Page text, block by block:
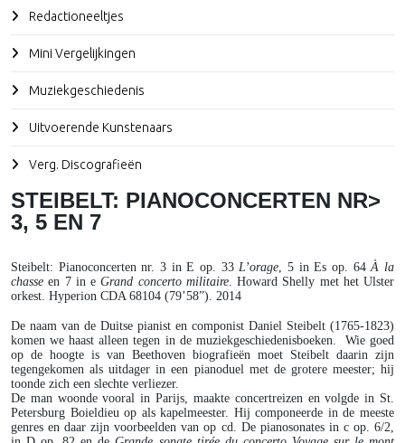
Redactioneeltjes
Mini Vergelijkingen
Muziekgeschiedenis
Uitvoerende Kunstenaars
Verg. Discografieën
STEIBELT: PIANOCONCERTEN NR>
3, 5 EN 7
Steibelt: Pianoconcerten nr. 3 in E op. 33L’orage, 5 in Es op. 64À la
chasse en 7 in eGrand concerto militaire. Howard Shelly met het Ulster
orkest. Hyperion CDA 68104 (79’58”). 2014
De naam van de Duitse pianist en componist Daniel Steibelt (1765-1823)
komen we haast alleen tegen in de muziekgeschiedenisboeken. Wie goed
op de hoogte is van Beethoven biografieën moet Steibelt daarin zijn
tegengekomen als uitdager in een pianoduel met de grotere meester; hij
toonde zich een slechte verliezer.
De man woonde vooral in Parijs, maakte concertreizen en volgde in St.
Petersburg Boieldieu op als kapelmeester. Hij componeerde in de meeste
genres en daar zijn voorbeelden van op cd. De pianosonates in c op. 6/2,